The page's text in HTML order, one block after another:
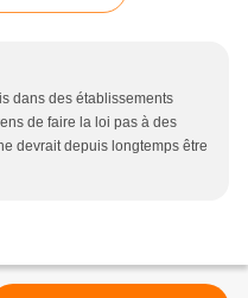
dans des établissements
de faire la loi pas à des
devrait depuis longtemps être